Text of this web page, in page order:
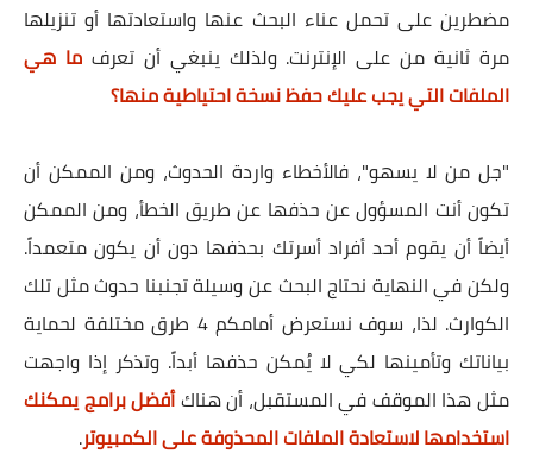
مضطرين على تحمل عناء البحث عنها واستعادتها أو تنزيلها
مرة ثانية من على الإنترنت. ولذلك ينبغي أن تعرفما هي
الملفات التي يجب عليك حفظ نسخة احتياطية منها؟
"جل من لا يسهو"، فالأخطاء واردة الحدوث، ومن الممكن أن
تكون أنت المسؤول عن حذفها عن طريق الخطأ، ومن الممكن
أيضاً أن يقوم أحد أفراد أسرتك بحذفها دون أن يكون متعمداً.
ولكن في النهاية نحتاج البحث عن وسيلة تجنبنا حدوث مثل تلك
الكوارث. لذا، سوف نستعرض أمامكم 4 طرق مختلفة لحماية
بياناتك وتأمينها لكي لا يُمكن حذفها أبداً. وتذكر إذا واجهت
مثل هذا الموقف في المستقبل، أن هناكأفضل برامج يمكنك
استخدامها لاستعادة الملفات المحذوفة على الكمبيوتر.